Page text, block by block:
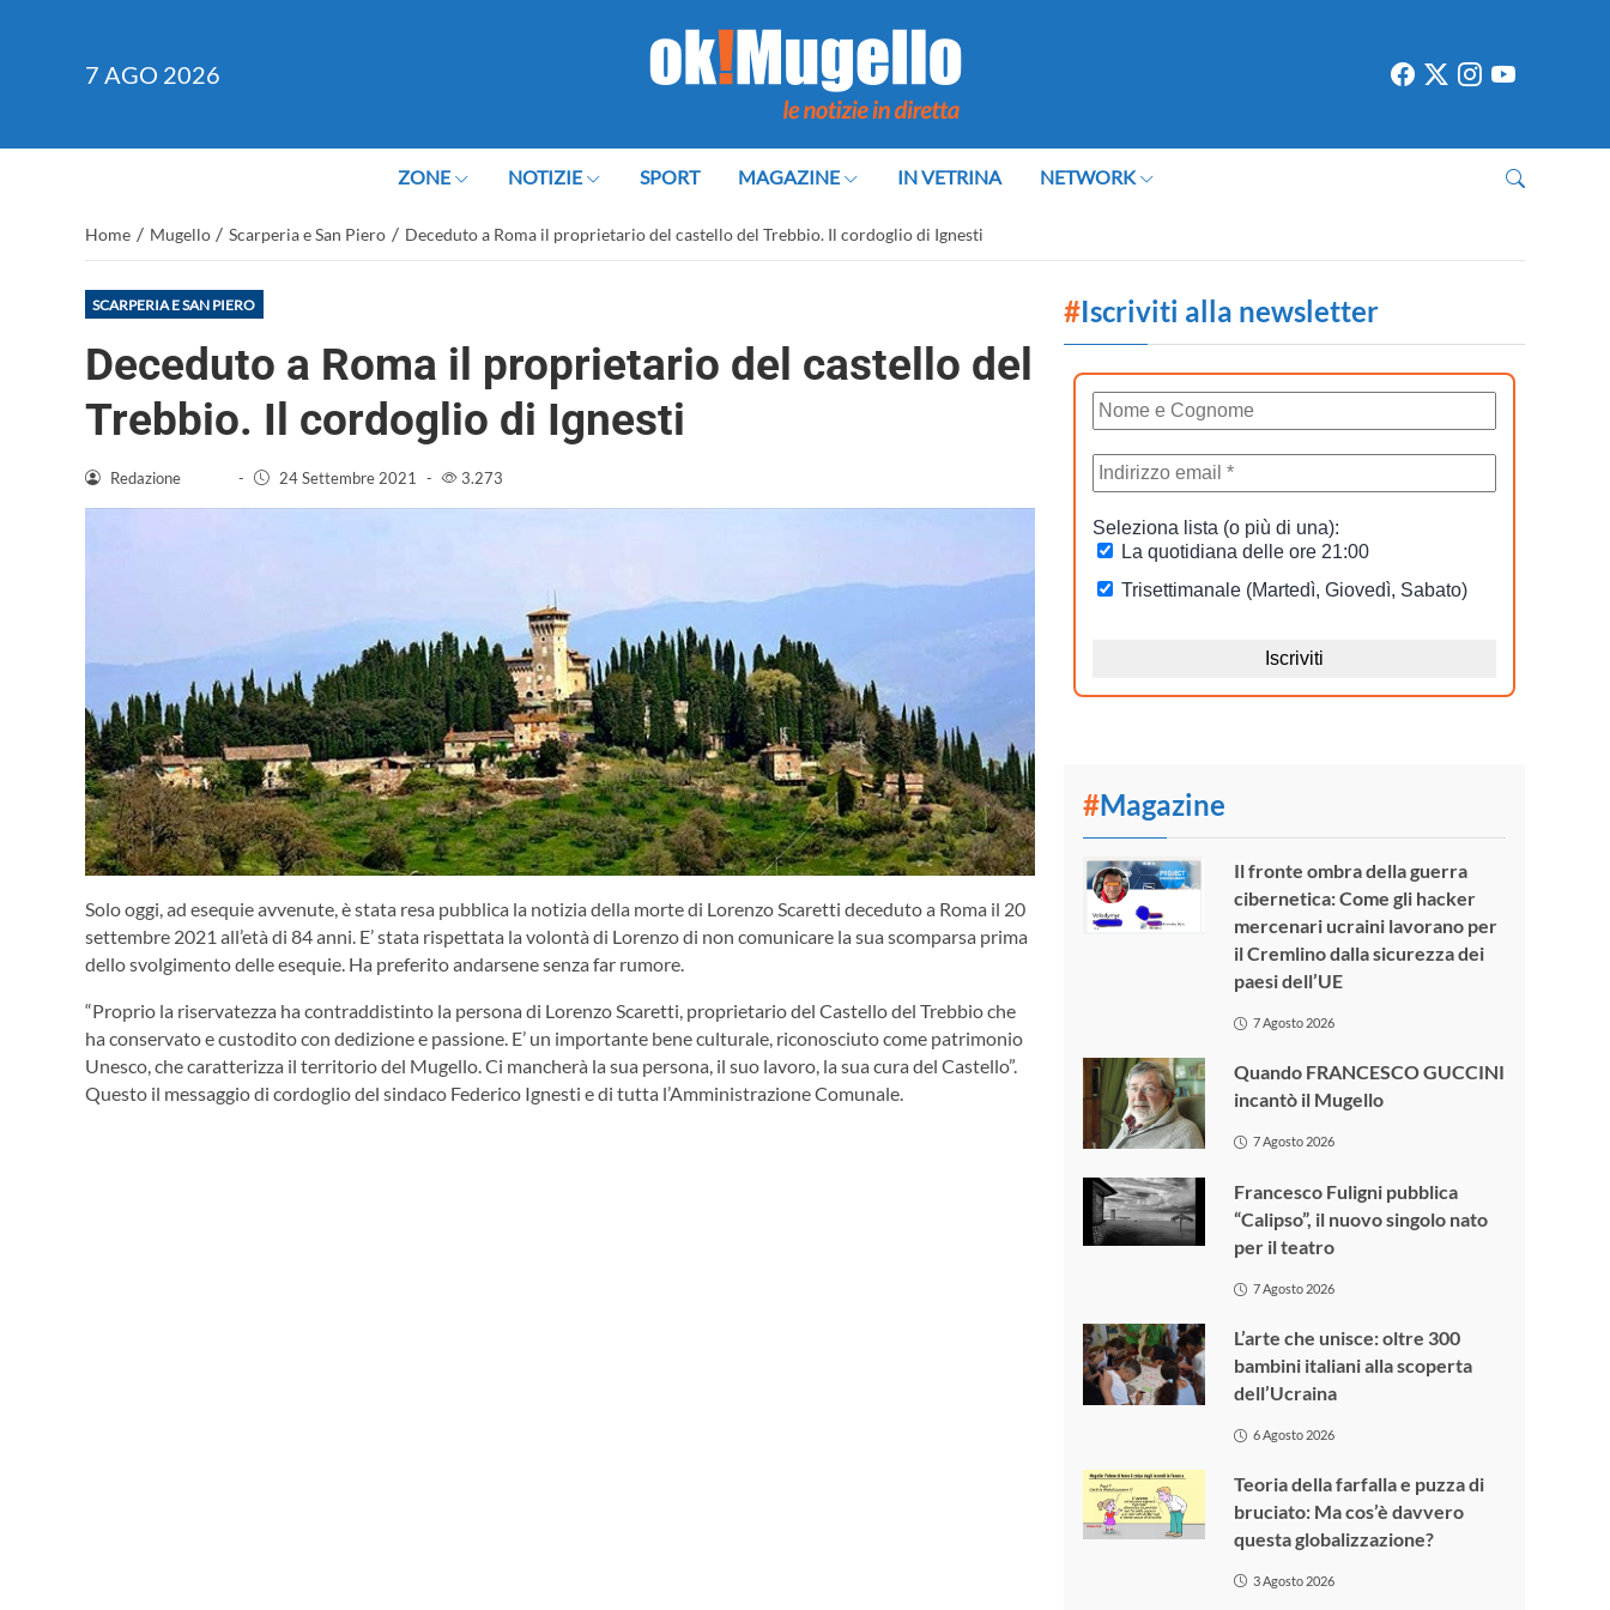
7 AGO 2026
ZONE NOTIZIE SPORT MAGAZINE IN VETRINA NETWORK
Home / Mugello / Scarperia e San Piero / Deceduto a Roma il proprietario del castello del Trebbio. Il cordoglio di Ignesti
SCARPERIA E SAN PIERO
Deceduto a Roma il proprietario del castello del
Trebbio. Il cordoglio di Ignesti
Redazione - 24 Settembre 2021 - 3.273
Solo oggi, ad esequie avvenute, è stata resa pubblica la notizia della morte di Lorenzo Scaretti deceduto a Roma il 20
settembre 2021 all’età di 84 anni. E’ stata rispettata la volontà di Lorenzo di non comunicare la sua scomparsa prima
dello svolgimento delle esequie. Ha preferito andarsene senza far rumore.
“Proprio la riservatezza ha contraddistinto la persona di Lorenzo Scaretti, proprietario del Castello del Trebbio che
ha conservato e custodito con dedizione e passione. E’ un importante bene culturale, riconosciuto come patrimonio
Unesco, che caratterizza il territorio del Mugello. Ci mancherà la sua persona, il suo lavoro, la sua cura del Castello”.
Questo il messaggio di cordoglio del sindaco Federico Ignesti e di tutta l’Amministrazione Comunale.
#Iscriviti alla newsletter
#Magazine
Il fronte ombra della guerra
cibernetica: Come gli hacker
mercenari ucraini lavorano per
il Cremlino dalla sicurezza dei
paesi dell’UE
7 Agosto 2026
Quando FRANCESCO GUCCINI
incantò il Mugello
7 Agosto 2026
Francesco Fuligni pubblica
“Calipso”, il nuovo singolo nato
per il teatro
7 Agosto 2026
L’arte che unisce: oltre 300
bambini italiani alla scoperta
dell’Ucraina
6 Agosto 2026
Teoria della farfalla e puzza di
bruciato: Ma cos’è davvero
questa globalizzazione?
3 Agosto 2026